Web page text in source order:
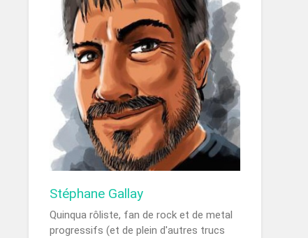
Stéphane Gallay
Quinqua rôliste, fan de rock et de metal
progressifs (et de plein d'autres trucs